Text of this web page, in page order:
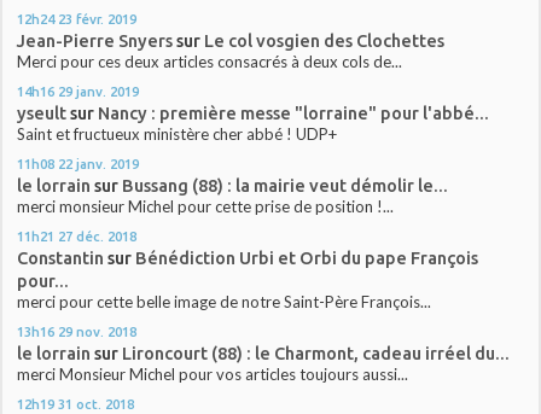
12h24 23 févr. 2019
Jean-Pierre Snyerssur Le col vosgien des Clochettes
Merci pour ces deux articles consacrés à deux cols de...
14h16 29 janv. 2019
yseultsur Nancy : première messe "lorraine" pour l'abbé...
Saint et fructueux ministère cher abbé ! UDP+
11h08 22 janv. 2019
le lorrain sur Bussang (88) : la mairie veut démolir le...
merci monsieur Michel pour cette prise de position !...
11h21 27 déc. 2018
Constantin sur Bénédiction Urbi et Orbi du pape François
pour...
merci pour cette belle image de notre Saint-Père François...
13h16 29 nov. 2018
le lorrain sur Lironcourt (88) : le Charmont, cadeau irréel du...
merci Monsieur Michel pour vos articles toujours aussi...
12h19 31 oct. 2018